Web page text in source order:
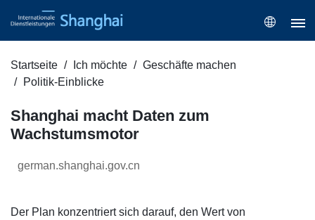
Startseite Ich möchte
Geschäfte machen
Politik-Einblicke
Shanghai macht Daten zum
Wachstumsmotor
german.shanghai.gov.cn
Der Plan konzentriert sich darauf, den Wert von